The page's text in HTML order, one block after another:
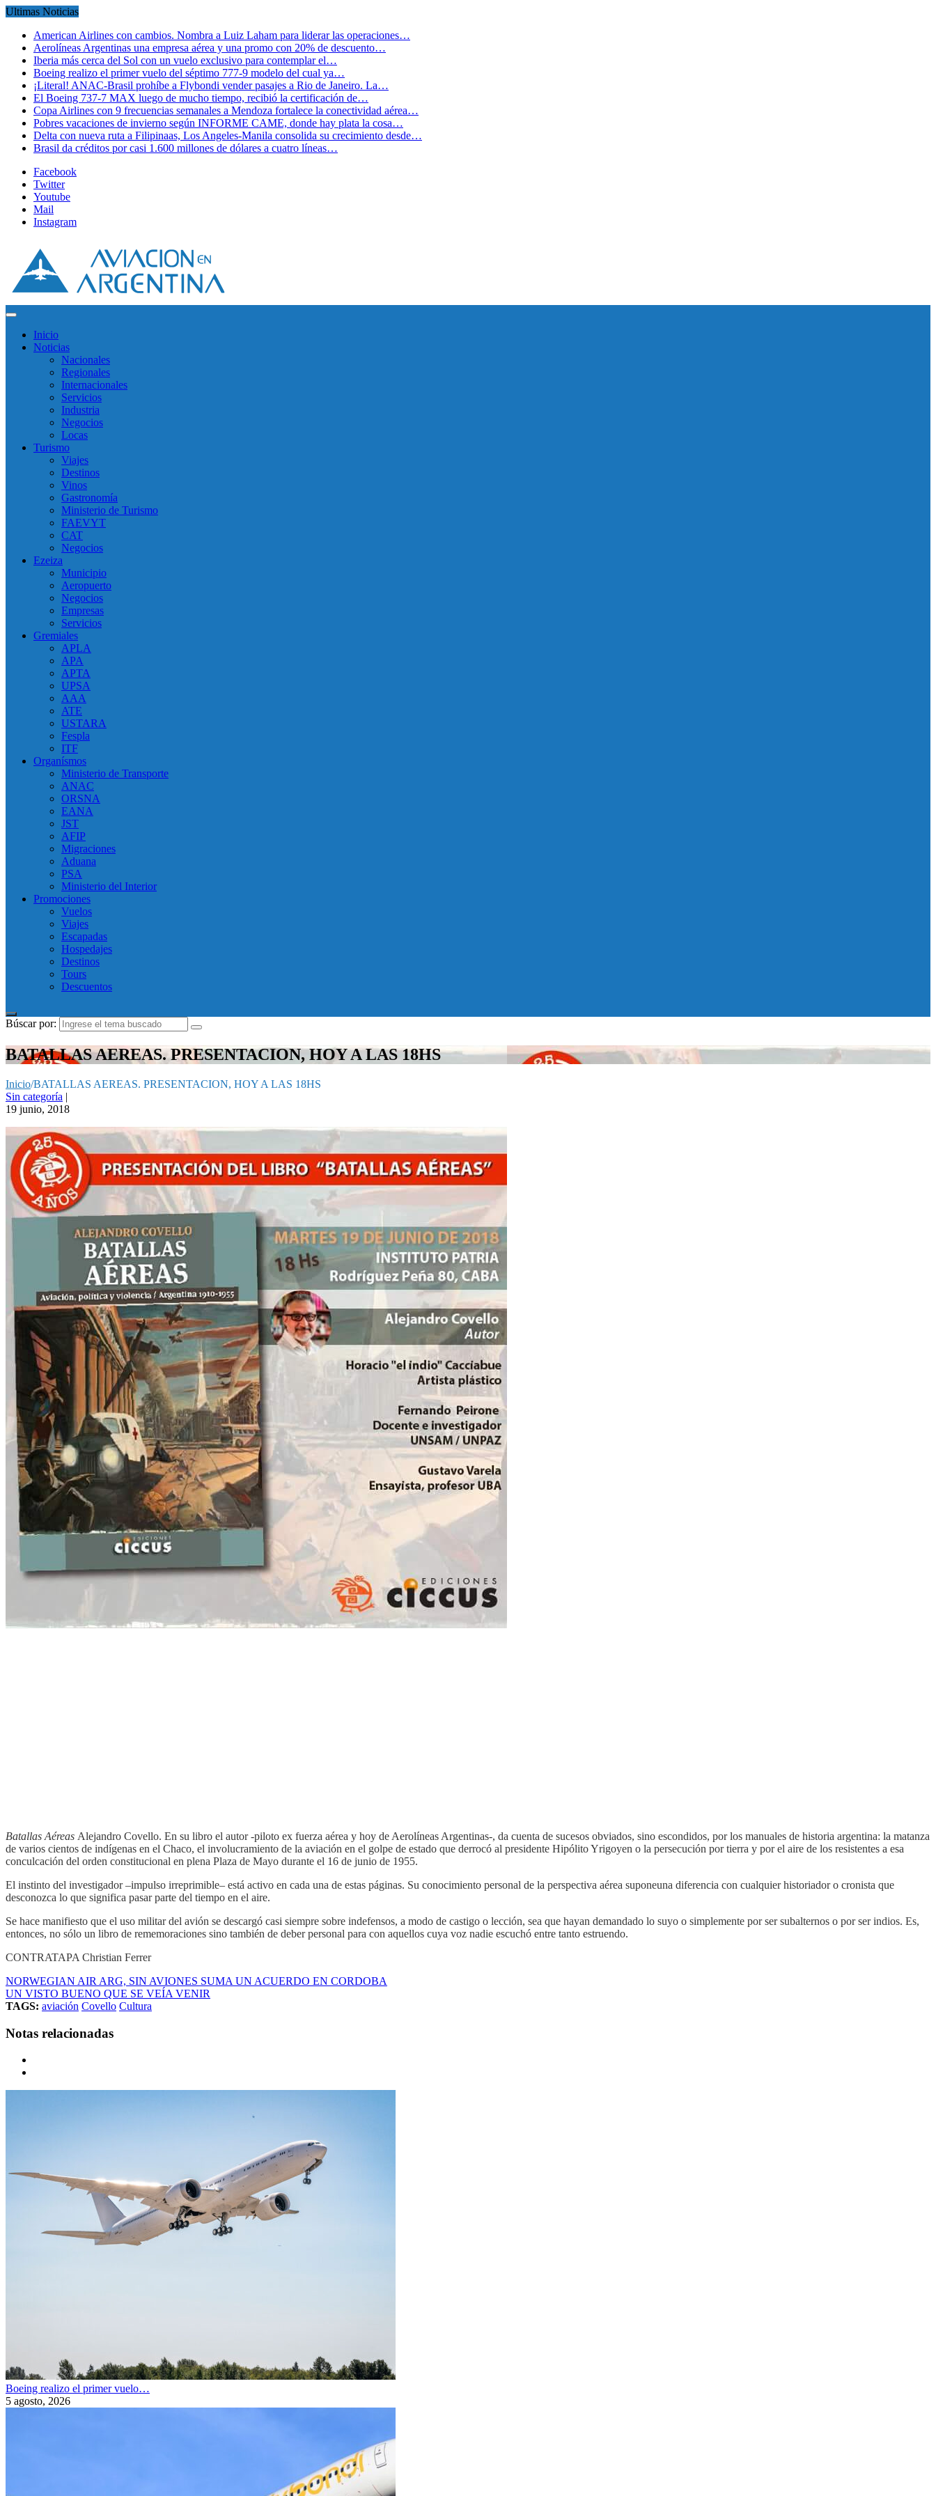
Ultimas Noticias
American Airlines con cambios. Nombra a Luiz Laham para liderar las operaciones…
Aerolíneas Argentinas una empresa aérea y una promo con 20% de descuento…
Iberia más cerca del Sol con un vuelo exclusivo para contemplar el…
Boeing realizo el primer vuelo del séptimo 777-9 modelo del cual ya…
¡Literal! ANAC-Brasil prohíbe a Flybondi vender pasajes a Rio de Janeiro. La…
El Boeing 737-7 MAX luego de mucho tiempo, recibió la certificación de…
Copa Airlines con 9 frecuencias semanales a Mendoza fortalece la conectividad aérea…
Pobres vacaciones de invierno según INFORME CAME, donde hay plata la cosa…
Delta con nueva ruta a Filipinaas, Los Angeles-Manila consolida su crecimiento desde…
Brasil da créditos por casi 1.600 millones de dólares a cuatro líneas…
Facebook
Twitter
Youtube
Mail
Instagram
Inicio
Noticias
Nacionales
Regionales
Internacionales
Servicios
Industria
Negocios
Locas
Turismo
Viajes
Destinos
Vinos
Gastronomía
Ministerio de Turismo
FAEVYT
CAT
Negocios
Ezeiza
Municipio
Aeropuerto
Negocios
Empresas
Servicios
Gremiales
APLA
APA
APTA
UPSA
AAA
ATE
USTARA
Fespla
ITF
Organísmos
Ministerio de Transporte
ANAC
ORSNA
EANA
JST
AFIP
Migraciones
Aduana
PSA
Ministerio del Interior
Promociones
Vuelos
Viajes
Escapadas
Hospedajes
Destinos
Tours
Descuentos
Búscar por:
BATALLAS AEREAS. PRESENTACION, HOY A LAS 18HS
Inicio/BATALLAS AEREAS. PRESENTACION, HOY A LAS 18HS
Sin categoría |
19 junio, 2018
Batallas Aéreas Alejandro Covello. En su libro el autor -piloto ex fuerza aérea y hoy de Aerolíneas Argentinas-, da cuenta de sucesos obviados, sino escondidos, por los manuales de historia argentina: la matanza
de varios cientos de indígenas en el Chaco, el involucramiento de la aviación en el golpe de estado que derrocó al presidente Hipólito Yrigoyen o la persecución por tierra y por el aire de los resistentes a esa
conculcación del orden constitucional en plena Plaza de Mayo durante el 16 de junio de 1955.
El instinto del investigador –impulso irreprimible– está activo en cada una de estas páginas. Su conocimiento personal de la perspectiva aérea suponeuna diferencia con cualquier historiador o cronista que
desconozca lo que significa pasar parte del tiempo en el aire.
Se hace manifiesto que el uso militar del avión se descargó casi siempre sobre indefensos, a modo de castigo o lección, sea que hayan demandado lo suyo o simplemente por ser subalternos o por ser indios. Es,
entonces, no sólo un libro de rememoraciones sino también de deber personal para con aquellos cuya voz nadie escuchó entre tanto estruendo.
CONTRATAPA Christian Ferrer
NORWEGIAN AIR ARG, SIN AVIONES SUMA UN ACUERDO EN CORDOBA
UN VISTO BUENO QUE SE VEÍA VENIR
TAGS: aviación Covello Cultura
Notas relacionadas
Boeing realizo el primer vuelo…
5 agosto, 2026